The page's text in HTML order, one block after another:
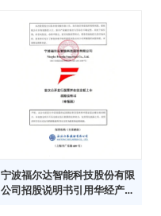
宁波福尔达智能科技股份有限
公司招股说明书引用华经产业